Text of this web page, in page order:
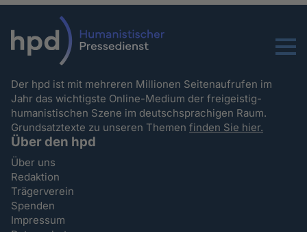
Menu
Der hpd ist mit mehreren Millionen Seitenaufrufen im
Jahr das wichtigste Online-Medium der freigeistig-
humanistischen Szene im deutschsprachigen Raum.
Grundsatztexte zu unseren Themenfinden Sie hier.
Über den hpd
Über uns
Redaktion
Trägerverein
Spenden
Impressum